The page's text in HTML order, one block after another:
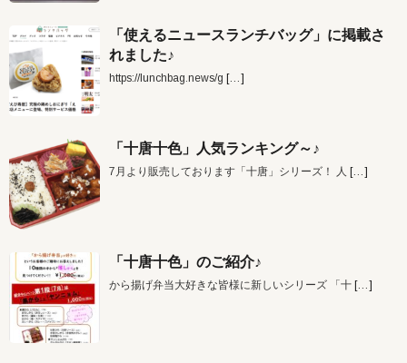
「使えるニュースランチバッグ」に掲載さ
れました♪
https://lunchbag.news/g […]
「十唐十色」人気ランキング～♪
7月より販売しております「十唐」シリーズ！ 人 […]
「十唐十色」のご紹介♪
から揚げ弁当大好きな皆様に新しいシリーズ 「十 […]